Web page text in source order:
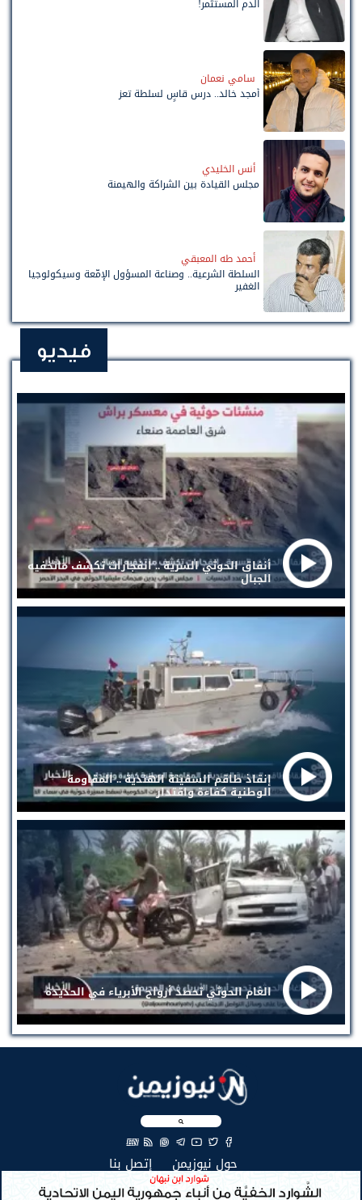
الدم المستثمر!
سامي نعمان
أمجد خالد.. درس قاسٍ لسلطة تعز
أنس الخليدي
مجلس القيادة بين الشراكة والهيمنة
أحمد طه المعبقي
السلطة الشرعية.. وصناعة المسؤول الإمّعة وسيكولوجيا
الغفير
فيديو
أنفاق الحوثي السرية .. انفجارات تكشف ماتخفيه
الجبال
إنقاذ طاقم السفينة الهندية .. المقاومة
الوطنية كفاءة واقتدار
الغام الحوثي تحصد أرواح الأبرياء في الحديدة
EN
حول نيوزيمن إتصل بنا
جميع الحقوق محفوظة لنيوزيمن © 2026